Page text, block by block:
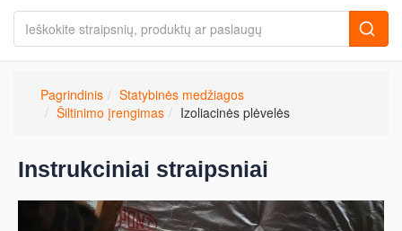
Pagrindinis
Statybinės medžiagos
Šiltinimo įrengimas
Izoliacinės plėvelės
Instrukciniai straipsniai